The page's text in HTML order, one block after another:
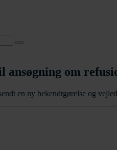
ansøgning om
en ny bekendtgørelse og